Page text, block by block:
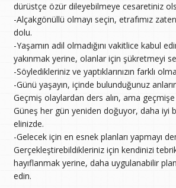
dürüstçe özür dileyebilmeye cesaretiniz
-Alçakgönüllü olmayı seçin, etrafımız
dolu.
-Yaşamın adil olmadığını vakitlice kabul
yakınmak yerine, olanlar için şükretmeyi
-Söyledikleriniz ve yaptıklarınızın farklı
-Günü yaşayın, içinde bulunduğunuz
Geçmiş olaylardan ders alın, ama geçmişe
Güneş her gün yeniden doğuyor, daha iyi
elinizde.
-Gelecek için en esnek planları yapmayı
Gerçekleştirebildikleriniz için kendinizi
hayıflanmak yerine, daha uygulanabilir
edin.